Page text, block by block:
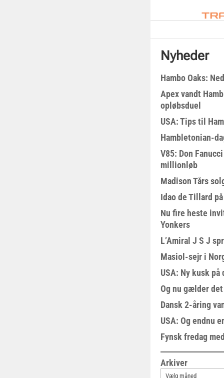
Nyheder
Hambo Oaks:
Apex vandt
opløbsduel
USA: Tips til
Hambletonian-
V85: Don
millionløb
Madison Tårs
Idao de Tillard
Nu fire heste
Yonkers
L’Amiral J S J
Masiol-sejr i
USA: Ny kusk på
Og nu gælder
Dansk 2-åring
USA: Og endnu
Fynsk fredag
Arkiver